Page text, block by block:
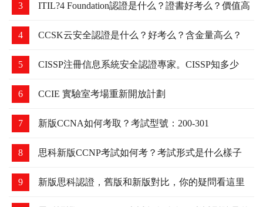
個？
3 ITIL?4 Foundation認證是什么？證書好考么？價值高
么？
4 CCSK云安全認證是什么？好考么？含金量高么？
5 CISSP注冊信息系統安全認證專家。CISSP知多少
6 CCIE 實驗室考場重新開放計劃
7 新版CCNA如何考取？考試型號：200-301
8 思科新版CCNP考試如何考？考試形式是什么樣子
的？
9 新版思科認證，舊版和新版對比，你的疑問看這里